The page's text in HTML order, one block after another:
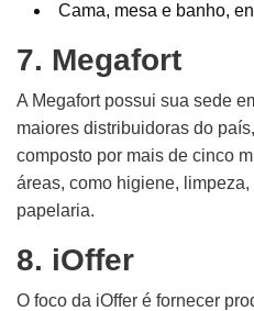
Cama, mesa e banho,
7. Megafort
A Megafort possui sua sede
maiores distribuidoras do
composto por mais de cinco
áreas, como higiene,
papelaria.
8. iOffer
O foco da iOffer é fornecer